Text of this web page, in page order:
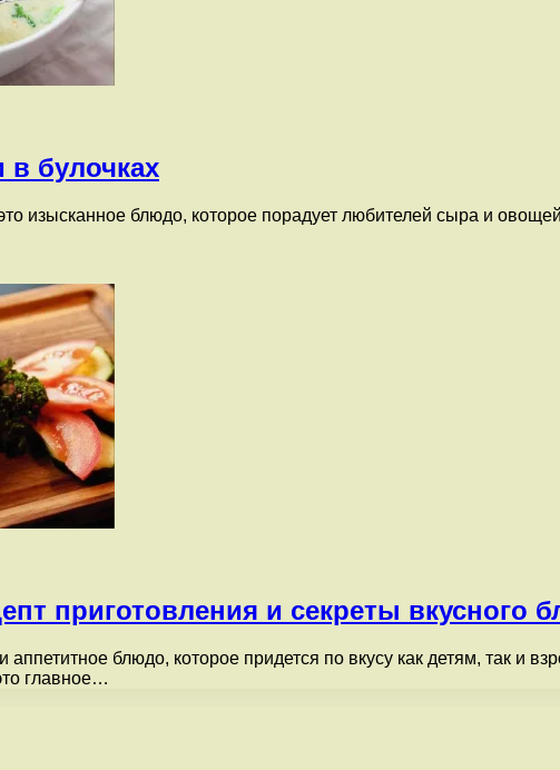
булочках
изысканное блюдо, которое порадует любителей сыра и
приготовления и секреты вкусного
блюдо, которое придется по вкусу как детям, так и
главное…